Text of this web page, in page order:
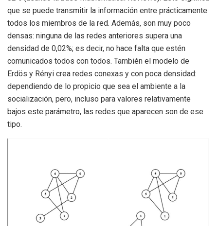
que se puede transmitir la información entre prácticamente
todos los miembros de la red. Además, son muy poco
densas: ninguna de las redes anteriores supera una
densidad de 0,02%; es decir, no hace falta que estén
comunicados todos con todos. También el modelo de
Erdös y Rényi crea redes conexas y con poca densidad:
dependiendo de lo propicio que sea el ambiente a la
socialización, pero, incluso para valores relativamente
bajos este parámetro, las redes que aparecen son de ese
tipo.